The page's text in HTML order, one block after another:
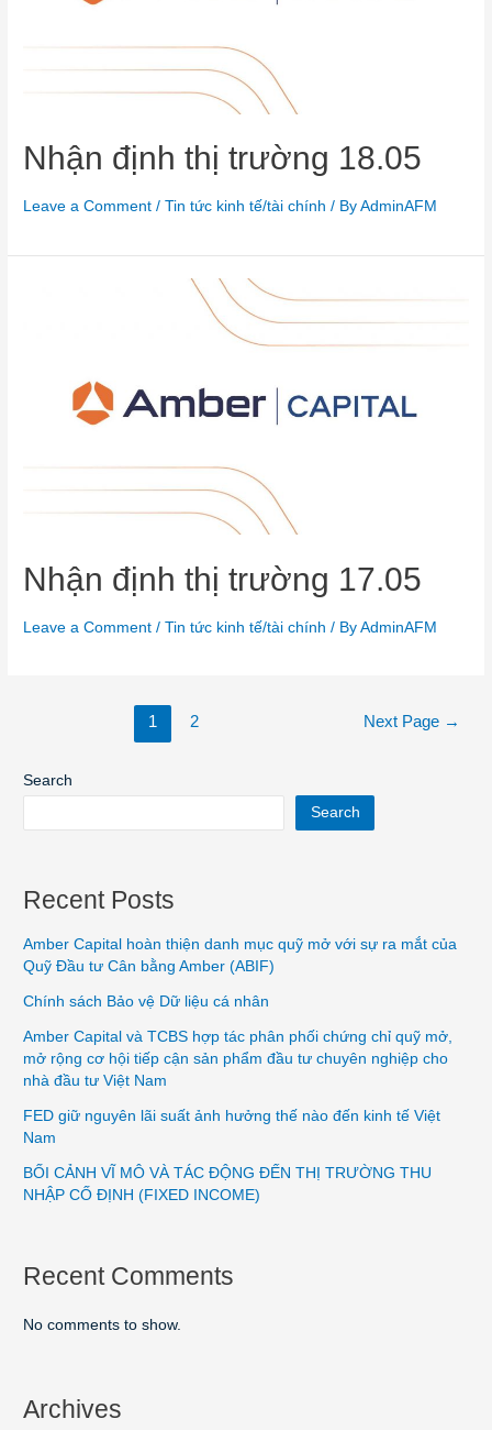
Nhận định thị trường 18.05
Leave a Comment /Tin tức kinh tế/tài chính / ByAdminAFM
Nhận định thị trường 17.05
Leave a Comment /Tin tức kinh tế/tài chính / ByAdminAFM
1 2 Next Page →
Search
Search
Recent Posts
Amber Capital hoàn thiện danh mục quỹ mở với sự ra mắt của
Quỹ Đầu tư Cân bằng Amber (ABIF)
Chính sách Bảo vệ Dữ liệu cá nhân
Amber Capital và TCBS hợp tác phân phối chứng chỉ quỹ mở,
mở rộng cơ hội tiếp cận sản phẩm đầu tư chuyên nghiệp cho
nhà đầu tư Việt Nam
FED giữ nguyên lãi suất ảnh hưởng thế nào đến kinh tế Việt
Nam
BỐI CẢNH VĨ MÔ VÀ TÁC ĐỘNG ĐẾN THỊ TRƯỜNG THU
NHẬP CỐ ĐỊNH (FIXED INCOME)
Recent Comments
No comments to show.
Archives